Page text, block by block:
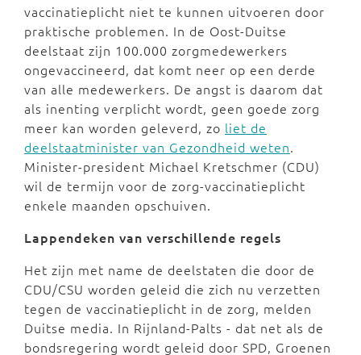
vaccinatieplicht niet te kunnen uitvoeren door
praktische problemen. In de Oost-Duitse
deelstaat zijn 100.000 zorgmedewerkers
ongevaccineerd, dat komt neer op een derde
van alle medewerkers. De angst is daarom dat
als inenting verplicht wordt, geen goede zorg
meer kan worden geleverd, zo liet de
deelstaatminister van Gezondheid weten.
Minister-president Michael Kretschmer (CDU)
wil de termijn voor de zorg-vaccinatieplicht
enkele maanden opschuiven.
Lappendeken van verschillende regels
Het zijn met name de deelstaten die door de
CDU/CSU worden geleid die zich nu verzetten
tegen de vaccinatieplicht in de zorg, melden
Duitse media. In Rijnland-Palts - dat net als de
bondsregering wordt geleid door SPD, Groenen